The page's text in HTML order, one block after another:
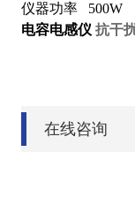
仪器功率 500W
电容电感仪 抗干
在线咨询